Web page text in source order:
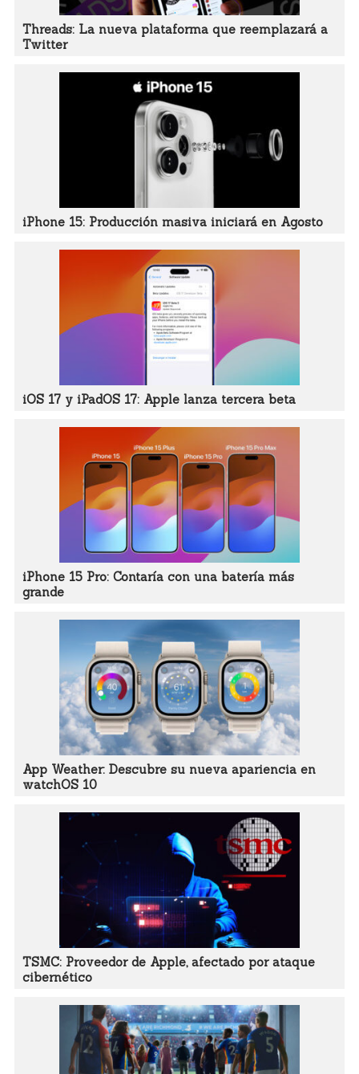
Threads: La nueva plataforma que reemplazará a
Twitter
iPhone 15: Producción masiva iniciará en Agosto
iOS 17 y iPadOS 17: Apple lanza tercera beta
iPhone 15 Pro: Contaría con una batería más
grande
App Weather: Descubre su nueva apariencia en
watchOS 10
TSMC: Proveedor de Apple, afectado por ataque
cibernético